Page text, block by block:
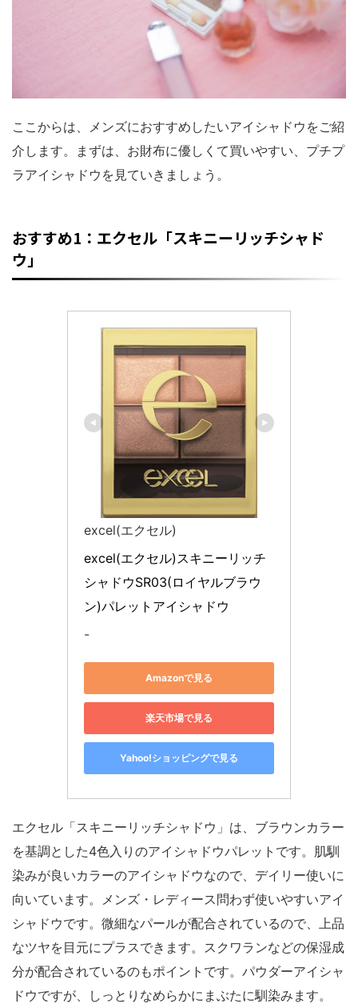
ここからは、メンズにおすすめしたいアイシャドウをご紹
介します。まずは、お財布に優しくて買いやすい、プチプ
ラアイシャドウを見ていきましょう。
おすすめ1：エクセル「スキニーリッチシャド
ウ」
excel(エクセル)
excel(エクセル)スキニーリッチ
シャドウSR03(ロイヤルブラウ
ン)パレットアイシャドウ
-
Amazonで見る
楽天市場で見る
Yahoo!ショッピングで見る
エクセル「スキニーリッチシャドウ」は、ブラウンカラー
を基調とした4色入りのアイシャドウパレットです。肌馴
染みが良いカラーのアイシャドウなので、デイリー使いに
向いています。メンズ・レディース問わず使いやすいアイ
シャドウです。微細なパールが配合されているので、上品
なツヤを目元にプラスできます。スクワランなどの保湿成
分が配合されているのもポイントです。パウダーアイシャ
ドウですが、しっとりなめらかにまぶたに馴染みます。